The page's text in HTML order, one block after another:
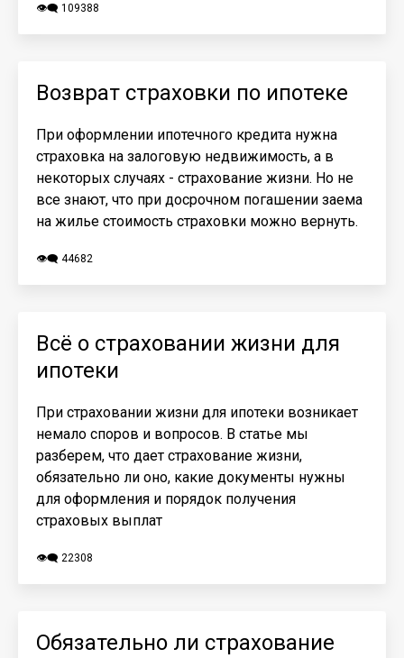
👁️‍🗨️ 109388
Возврат страховки по ипотеке
При оформлении ипотечного кредита нужна
страховка на залоговую недвижимость, а в
некоторых случаях - страхование жизни. Но не
все знают, что при досрочном погашении заема
на жилье стоимость страховки можно вернуть.
👁️‍🗨️ 44682
Всё о страховании жизни для
ипотеки
При страховании жизни для ипотеки возникает
немало споров и вопросов. В статье мы
разберем, что дает страхование жизни,
обязательно ли оно, какие документы нужны
для оформления и порядок получения
страховых выплат
👁️‍🗨️ 22308
Обязательно ли страхование